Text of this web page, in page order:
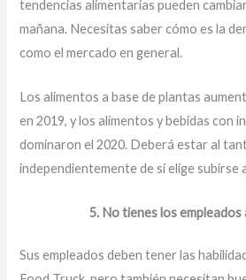
tendencias alimentarias pueden
mañana. Necesitas saber cómo es la
como el mercado en general.
Los alimentos a base de plantas
en 2019, y los alimentos y bebidas con
dominaron el 2020. Deberá estar al
independientemente de si elige subirse
5. No tienes los empleados
Sus empleados deben tener las